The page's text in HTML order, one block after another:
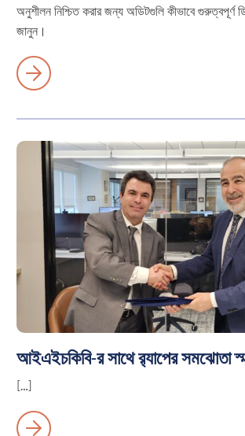
অনুশীলন নিশ্চিত করার জন্য অডিটগুলি কীভাবে গুরুত্বপূর্ণ
জানুন।
আইএইচকিবি-র সাথে র‍্যাপের সমঝোতা
[…]